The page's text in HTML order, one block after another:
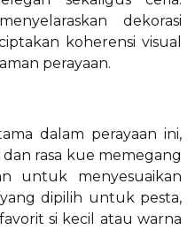
dekorasi
koherensi visual
perayaan.
dalam perayaan ini,
rasa kue memegang
untuk menyesuaikan
dipilih untuk pesta,
si kecil atau warna